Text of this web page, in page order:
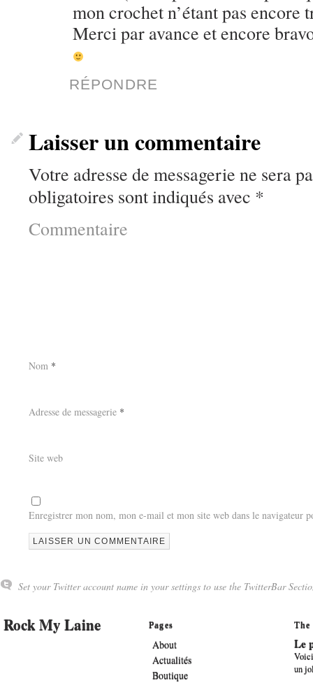
mon crochet n’étant pas encore
Merci par avance et encore
RÉPONDRE
Laisser un commentaire
Votre adresse de messagerie ne sera
obligatoires sont indiqués avec *
Commentaire
Nom *
Adresse de messagerie *
Site web
Enregistrer mon nom, mon e-mail et mon site web dans le navigateur
Set your Twitter account name in your settings to use the TwitterBar
Rock My Laine Pages
About
Actualités
Boutique
The
Le
un